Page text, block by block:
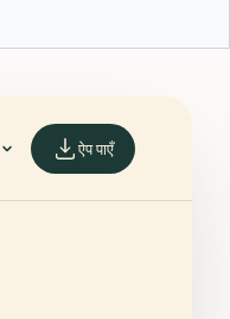
ऐप पाएँ